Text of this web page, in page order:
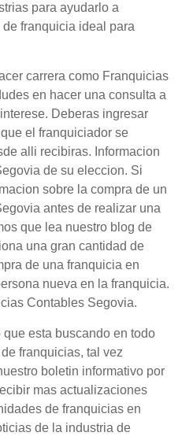
para ayudarlo a
franquicia ideal para
carrera como Franquicias
en hacer una consulta a
Deberas ingresar
el franquiciador se
alli recibiras. Informacion
de su eleccion. Si
sobre la compra de un
antes de realizar una
que lea nuestro blog de
una gran cantidad de
de una franquicia en
nueva en la franquicia.
Contables Segovia.
esta buscando en todo
franquicias, tal vez
boletin informativo por
mas actualizaciones
de franquicias en
de la industria de